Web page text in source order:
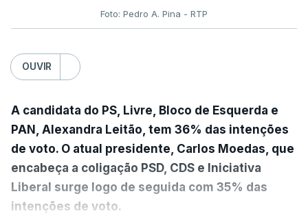
Foto: Pedro A. Pina - RTP
OUVIR
A candidata do PS, Livre, Bloco de Esquerda e
PAN, Alexandra Leitão, tem 36% das intenções
de voto. O atual presidente, Carlos Moedas, que
encabeça a coligação PSD, CDS e Iniciativa
Liberal surge logo de seguida com 35% das
intenções de voto.